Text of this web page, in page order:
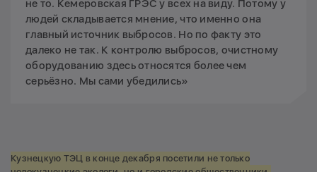
не то. Кемеровская ГРЭС у всех на виду. Потому у
людей складывается мнение, что именно она
главный источник выбросов. Но по факту это
далеко не так. К контролю выбросов, очистному
оборудованию здесь относятся более чем
серьёзно. Мы сами убедились»
Кузнецкую ТЭЦ в конце декабря посетили не только